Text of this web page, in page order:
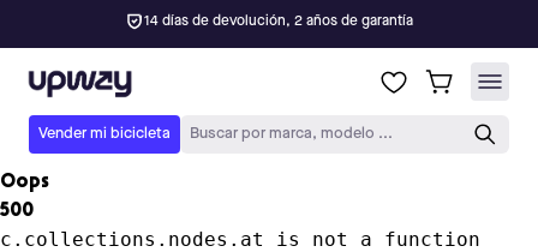
14 días de devolución, 2 años de garantía
Upway
Vender mi bicicleta Buscar por marca, modelo ...
Oops
500
c.collections.nodes.at is not a function